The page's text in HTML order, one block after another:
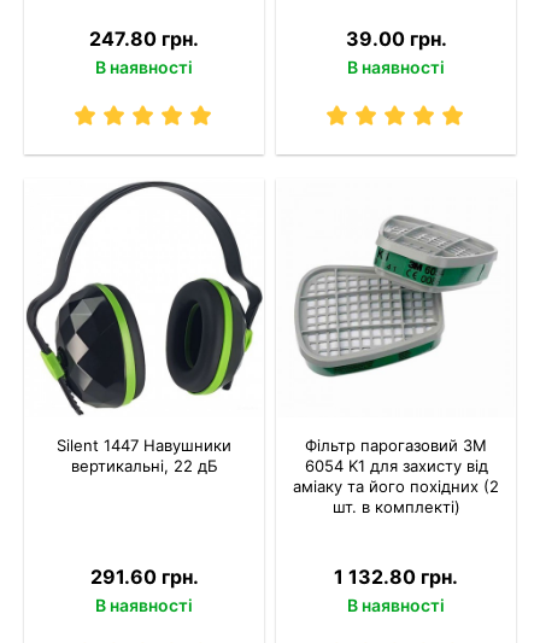
247.80 грн.
В наявності
39.00 грн.
В наявності
Silent 1447 Навушники
вертикальні, 22 дБ
291.60 грн.
В наявності
Фільтр парогазовий 3M
6054 K1 для захисту від
аміаку та його похідних (2
шт. в комплекті)
1 132.80 грн.
В наявності